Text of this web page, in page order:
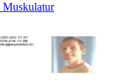
Muskulatur